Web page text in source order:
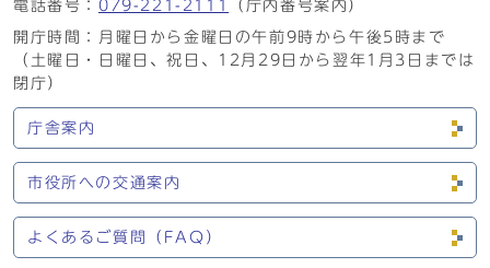
電話番号： 079-221-2111
（庁内番号案内）
開庁時間：月曜日から金曜日の午前9時から午後5時まで
（土曜日・日曜日、祝日、12月29日から翌年1月3日までは
閉庁）
庁舎案内
市役所への交通案内
よくあるご質問（FAQ）